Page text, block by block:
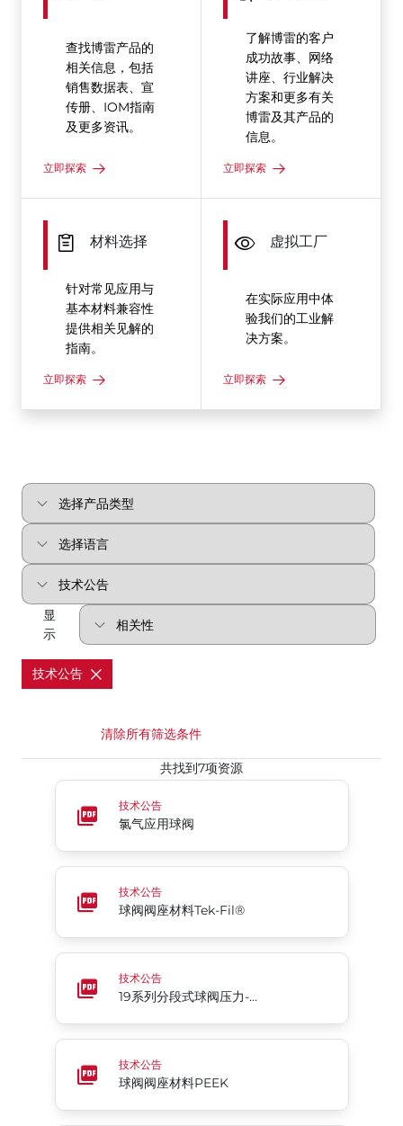
查找博雷产品的
相关信息，包括
销售数据表、宣
传册、IOM指南
及更多资讯。
立即探索
了解博雷的客户
成功故事、网络
讲座、行业解决
方案和更多有关
博雷及其产品的
信息。
立即探索
材料选择
针对常见应用与
基本材料兼容性
提供相关见解的
指南。
立即探索
虚拟工厂
在实际应用中体
验我们的工业解
决方案。
立即探索
显
示
技术公告
清除所有筛选条件
共找到7项资源
氯气应用球阀
技术公告
氯气应用球阀
球阀阀座材料Tek-Fil®
技术公告
球阀阀座材料Tek-Fil®
19系列分段式球阀压力-温度
技术公告
19系列分段式球阀压力-温度
球阀阀座材料PEEK
技术公告
球阀阀座材料PEEK